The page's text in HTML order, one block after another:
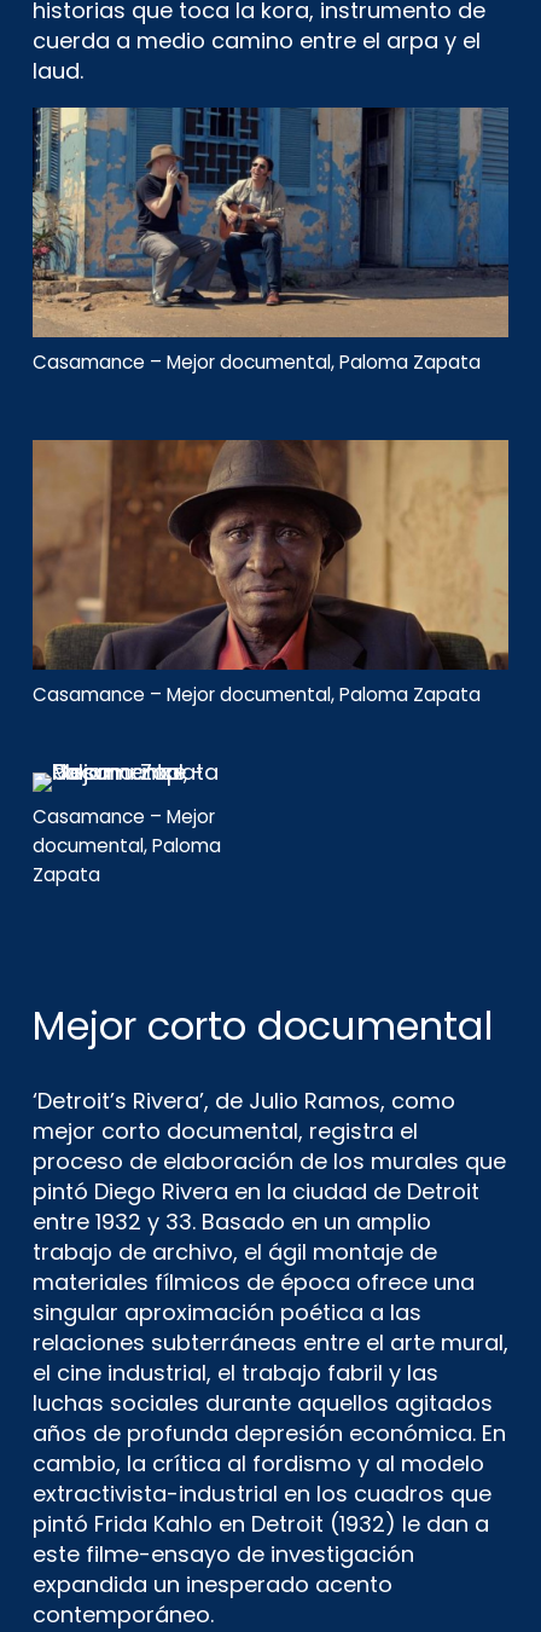
historias que toca la kora, instrumento de
cuerda a medio camino entre el arpa y el
laud.
Casamance – Mejor documental, Paloma Zapata
Casamance – Mejor documental, Paloma Zapata
Casamance – Mejor
documental, Paloma
Zapata
Mejor corto documental
‘Detroit’s Rivera’, de Julio Ramos, como
mejor corto documental, registra el
proceso de elaboración de los murales que
pintó Diego Rivera en la ciudad de Detroit
entre 1932 y 33. Basado en un amplio
trabajo de archivo, el ágil montaje de
materiales fílmicos de época ofrece una
singular aproximación poética a las
relaciones subterráneas entre el arte mural,
el cine industrial, el trabajo fabril y las
luchas sociales durante aquellos agitados
años de profunda depresión económica. En
cambio, la crítica al fordismo y al modelo
extractivista-industrial en los cuadros que
pintó Frida Kahlo en Detroit (1932) le dan a
este filme-ensayo de investigación
expandida un inesperado acento
contemporáneo.